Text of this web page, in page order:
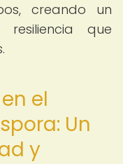
creando un
que
el
Un
y